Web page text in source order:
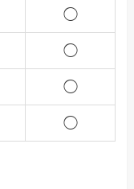
◯
◯
◯
◯